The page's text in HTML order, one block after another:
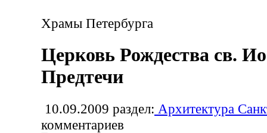
Храмы Петербурга
Церковь Рождества св.
Предтечи
10.09.2009 раздел: Архитектура
комментариев